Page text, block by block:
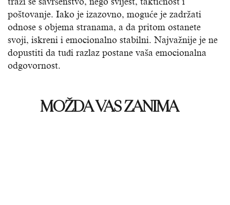
poštovanje. Iako je izazovno, moguće je zadržati
odnose s objema stranama, a da pritom ostanete
svoji, iskreni i emocionalno stabilni. Najvažnije je ne
dopustiti da tuđi razlaz postane vaša emocionalna
odgovornost.
MOŽDA VAS ZANIMA